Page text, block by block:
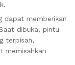
dapat memberikan
dibuka, pintu
terpisah,
memisahkan